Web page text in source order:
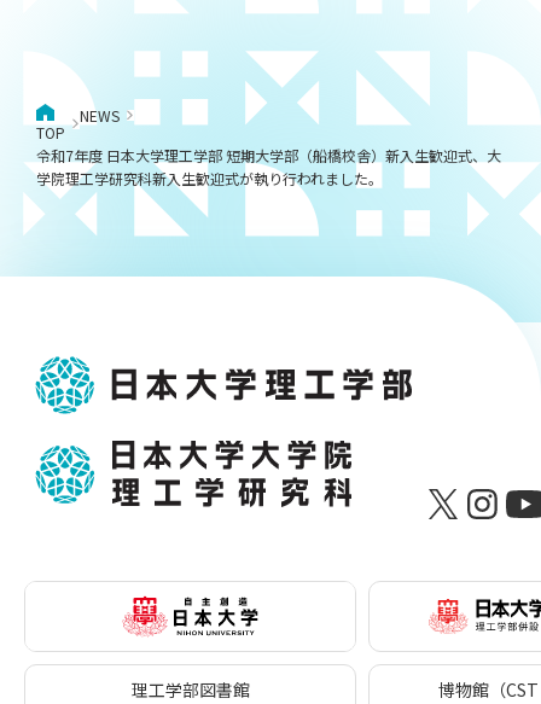
TOP
NEWS
令和7年度 日本大学理工学部 短期大学部（船橋校舎）新入生歓迎式、大
学院理工学研究科新入生歓迎式が執り行われました。
理工学部図書館 博物館（